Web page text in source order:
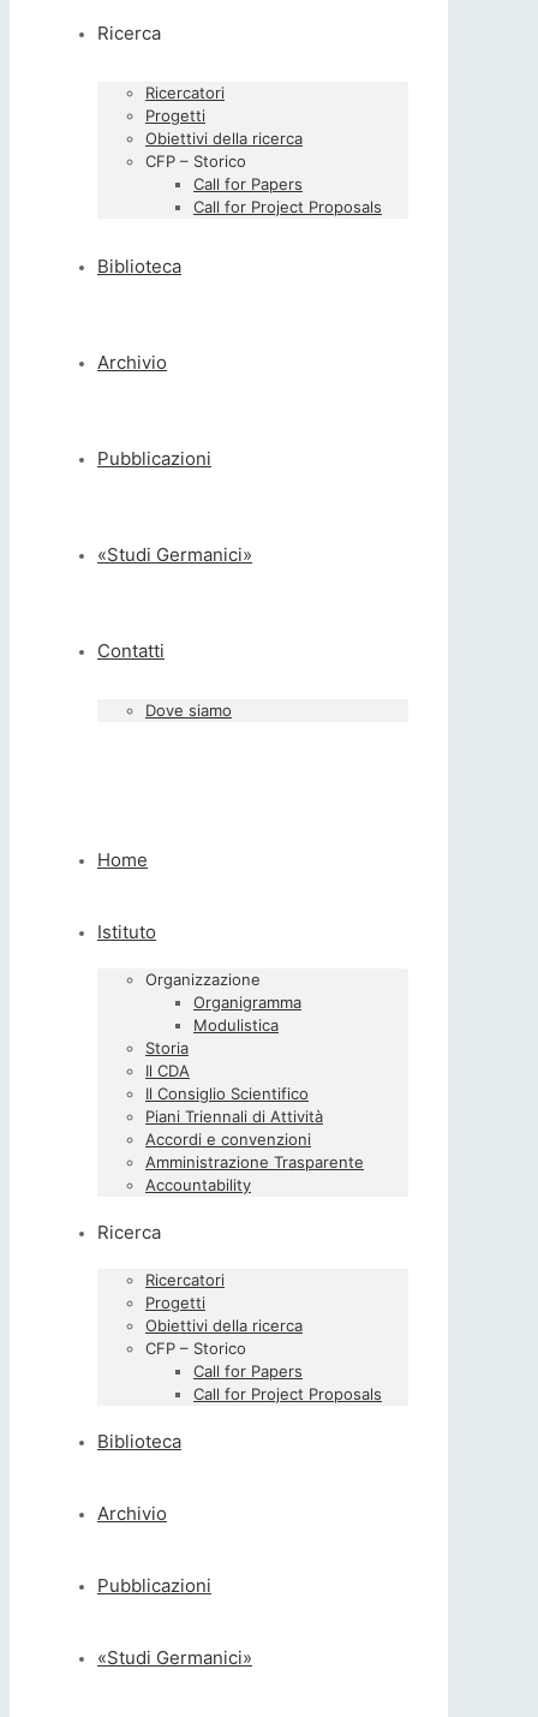
Ricerca
Ricercatori
Progetti
Obiettivi della ricerca
CFP – Storico
Call for Papers
Call for Project Proposals
Biblioteca
Archivio
Pubblicazioni
«Studi Germanici»
Contatti
Dove siamo
Home
Istituto
Organizzazione
Organigramma
Modulistica
Storia
Il CDA
Il Consiglio Scientifico
Piani Triennali di Attività
Accordi e convenzioni
Amministrazione Trasparente
Accountability
Ricerca
Ricercatori
Progetti
Obiettivi della ricerca
CFP – Storico
Call for Papers
Call for Project Proposals
Biblioteca
Archivio
Pubblicazioni
«Studi Germanici»